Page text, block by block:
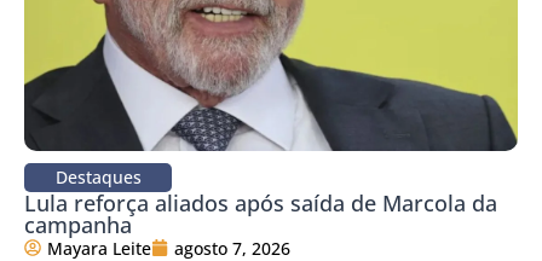
Destaques
Lula reforça aliados após saída de Marcola da
campanha
Mayara Leite agosto 7, 2026